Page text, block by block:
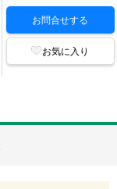
お問合せする
お気に入り